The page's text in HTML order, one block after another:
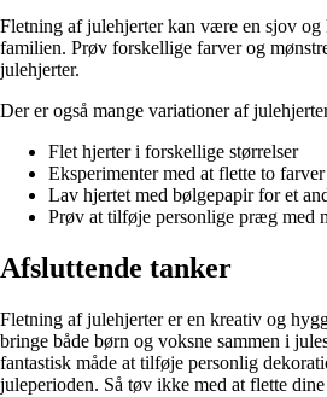
Fletning af julehjerter kan være en sjov
familien. Prøv forskellige farver og
julehjerter.
Der er også mange variationer af
Flet hjerter i forskellige størrelser
Eksperimenter med at flette to farver
Lav hjertet med bølgepapir for et
Prøv at tilføje personlige præg med
Afsluttende tanker
Fletning af julehjerter er en kreativ og
bringe både børn og voksne sammen i
fantastisk måde at tilføje personlig
juleperioden. Så tøv ikke med at flette